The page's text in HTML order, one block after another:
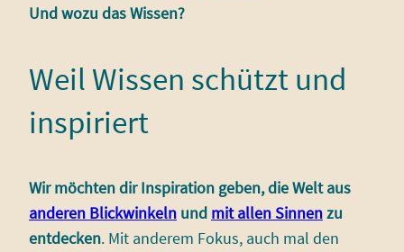
Und wozu das Wissen?
Weil Wissen schützt und
inspiriert
Wir möchten dir Inspiration geben, die Welt aus
anderen Blickwinkeln und mit allen Sinnenzu
entdecken. Mit anderem Fokus, auch mal den